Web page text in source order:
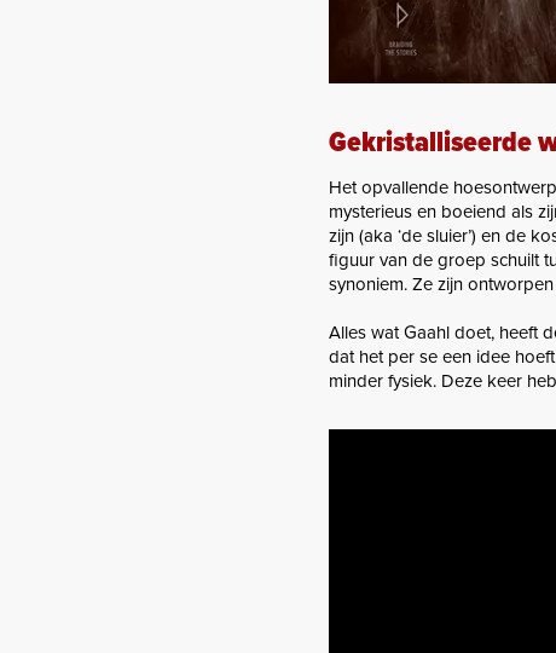
Gekristalliseerde
Het opvallende
mysterieus en boeiend als
zijn (aka ‘de sluier’) en de
figuur van de groep schuilt
synoniem. Ze zijn
Alles wat Gaahl doet, heeft
dat het per se een idee
minder fysiek. Deze keer